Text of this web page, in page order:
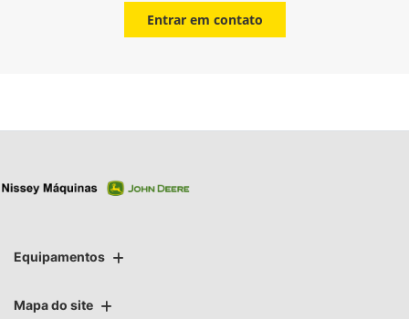
Entrar em contato
Equipamentos
Mapa do site